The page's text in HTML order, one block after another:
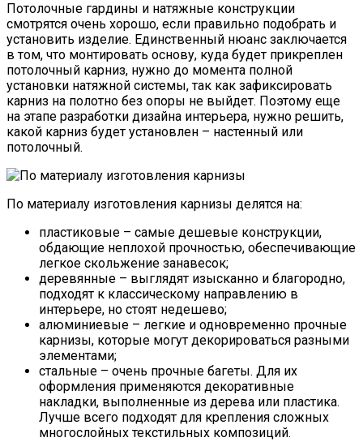
Потолочные гардины и натяжные конструкции
смотрятся очень хорошо, если правильно подобрать и
установить изделие. Единственный нюанс заключается
в том, что монтировать основу, куда будет прикреплен
потолочный карниз, нужно до момента полной
установки натяжной системы, так как зафиксировать
карниз на полотно без опоры не выйдет. Поэтому еще
на этапе разработки дизайна интерьера, нужно решить,
какой карниз будет установлен – настенный или
потолочный.
По материалу изготовления карнизы делятся на:
пластиковые – самые дешевые конструкции,
обдающие неплохой прочностью, обеспечивающие
легкое скольжение занавесок;
деревянные – выглядят изысканно и благородно,
подходят к классическому направлению в
интерьере, но стоят недешево;
алюминиевые – легкие и одновременно прочные
карнизы, которые могут декорироваться разными
элементами;
стальные – очень прочные багеты. Для их
оформления применяются декоративные
накладки, выполненные из дерева или пластика.
Лучше всего подходят для крепления сложных
многослойных текстильных композиций.